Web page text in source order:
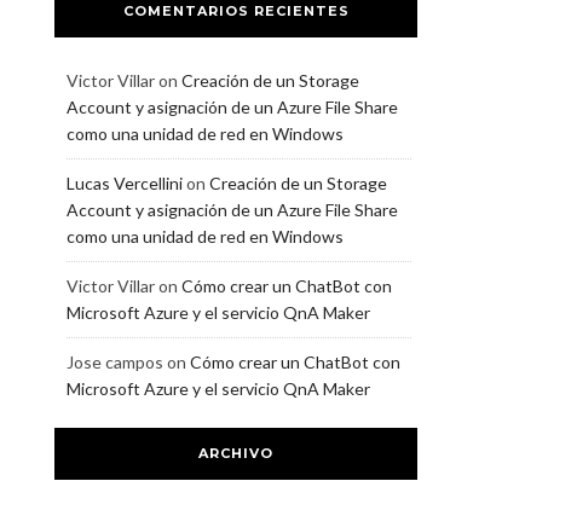
COMENTARIOS RECIENTES
Victor Villaron Creación de un Storage
Account y asignación de un Azure File Share
como una unidad de red en Windows
Lucas Vercellinion Creación de un Storage
Account y asignación de un Azure File Share
como una unidad de red en Windows
Victor Villaron Cómo crear un ChatBot con
Microsoft Azure y el servicio QnA Maker
Jose campos on Cómo crear un ChatBot con
Microsoft Azure y el servicio QnA Maker
ARCHIVO